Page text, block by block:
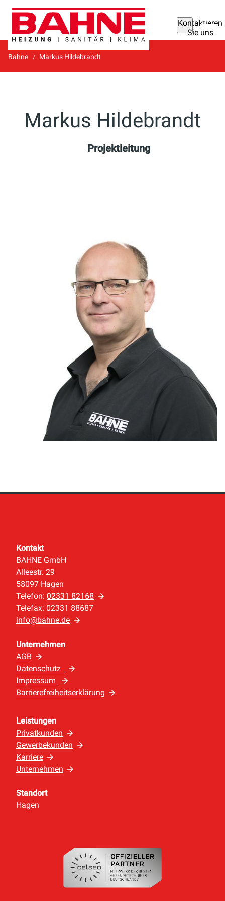
Kontaktieren
Sie uns
Bahne Markus Hildebrandt
Markus Hildebrandt
Projektleitung
Kontakt
BAHNE GmbH
Alleestr. 29
58097 Hagen
Telefon: 02331 82168
Telefax: 02331 88687
info@bahne.de
Unternehmen
AGB
Datenschutz
Impressum
Barrierefreiheitserklärung
Leistungen
Privatkunden
Gewerbekunden
Karriere
Unternehmen
Standort
Hagen